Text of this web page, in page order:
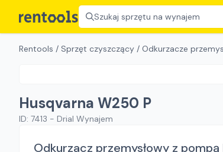
Szukaj sprzętu na wynajem
Rentools / Sprzęt czyszczący / Odkurzacze
Husqvarna W250 P
ID: 7413 - Drial Wynajem
Odkurzacz przemysłowy z